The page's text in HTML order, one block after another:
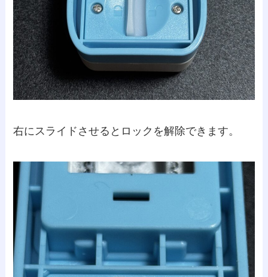
右にスライドさせるとロックを解除できます。